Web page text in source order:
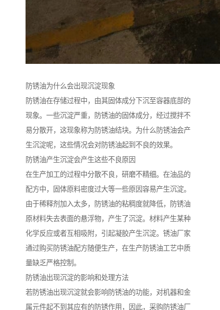
防锈油为什么会出现沉淀现象
防锈油在存储过程中，由其固体成分下沉至容器底部的
现象。一些沉淀严重，防锈油的固体成分，经过搅拌不
易分散开，这现象称为防锈油结块。为什么防锈油会产
生沉淀呢，这些情况会对防锈油起到不良的效果。
防锈油产生沉淀会产生这些不良原因
在生产加工的过程中分散不良，研磨不精细。在油品的
配方中，固体原料密度过大等一些原因容易产生沉淀。
由于稀释剂加入太多，防锈油的粘稠度就降低，防锈油
原材料失去表面的悬浮物，产生了沉淀。材料产生某种
化学反应或者互相吸附，引起凝胶产生沉淀。锈油厂家
通过购买防锈油配方随便生产，在生产防锈油工艺中质
量缺乏严格控制。
防锈油出现沉淀的影响和处理方法
若防锈油出现沉淀就会影响防锈油的功能，对机器和金
属元件起不到其应有的防锈作用，因此，采购防锈油厂